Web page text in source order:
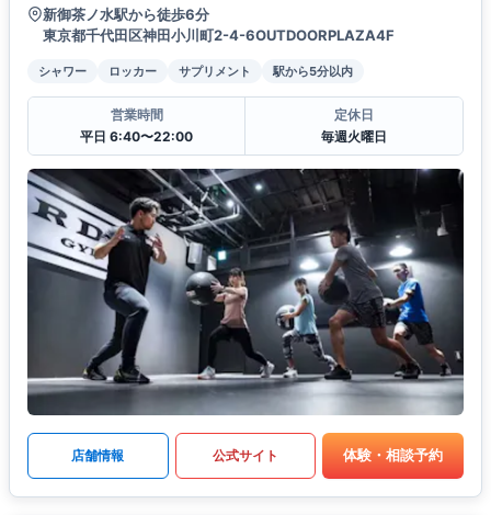
新御茶ノ水駅から徒歩6分
東京都千代田区神田小川町2-4-6OUTDOORPLAZA4F
シャワー ロッカー サプリメント 駅から5分以内
営業時間
平日 6:40〜22:00
定休日
毎週火曜日
店舗情報 公式サイト 体験・相談予約